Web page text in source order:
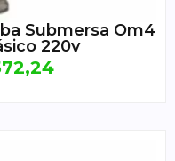
Submersa Om4
220v